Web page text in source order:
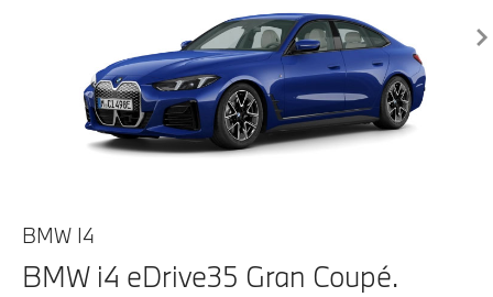
BMW I4
BMW i4 eDrive35 Gran Coupé.